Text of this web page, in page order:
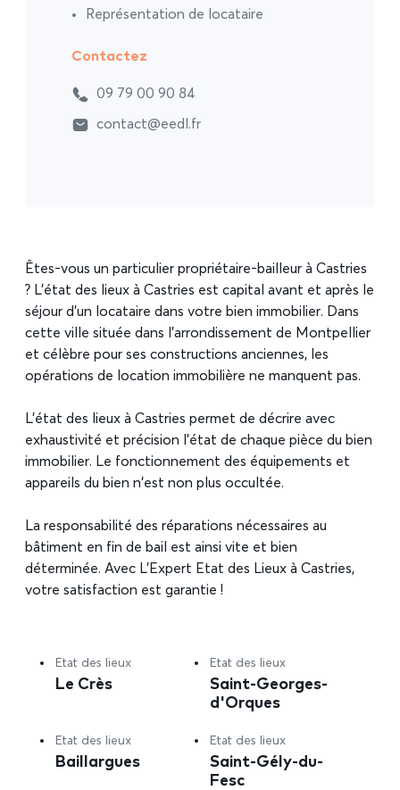
Êtes-vous un particulier propriétaire-bailleur à Castries
? L’état des lieux à Castries est capital avant et après le
séjour d’un locataire dans votre bien immobilier. Dans
cette ville située dans l’arrondissement de Montpellier
et célèbre pour ses constructions anciennes, les
opérations de location immobilière ne manquent pas.
L’état des lieux à Castries permet de décrire avec
exhaustivité et précision l’état de chaque pièce du bien
immobilier. Le fonctionnement des équipements et
appareils du bien n’est non plus occultée.
La responsabilité des réparations nécessaires au
bâtiment en fin de bail est ainsi vite et bien
déterminée. Avec L’Expert Etat des Lieux à Castries,
votre satisfaction est garantie !
Etat des lieux
Le Crès
Etat des lieux
Saint-Georges-
d'Orques
Etat des lieux
Baillargues
Etat des lieux
Saint-Gély-du-
Fesc
Représentation de locataire
Contactez
09 79 00 90 84
contact@eedl.fr